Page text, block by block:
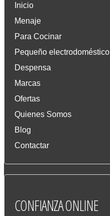
Inicio
Menaje
Para Cocinar
Pequeño electrodoméstico
Despensa
Marcas
Ofertas
Quienes Somos
Blog
Contactar
CONFIANZAONLINE